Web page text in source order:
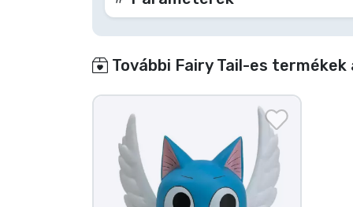
További Fairy Tail-es